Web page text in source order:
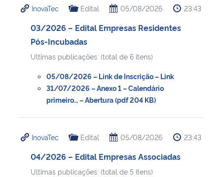
Ministério da Cidadania
Ministério de Minas e Energia
Ministério da Ciência, Tecnologia, Inovações e Comunicações
Ministério do Turismo
Ministério do Desenvolvimento Regional
InovaTec Edital 05/08/2026 23:43
03/2026 – Edital Empresas Residentes
Pós-Incubadas
Ultimas publicações: (total de 6 itens)
05/08/2026 – Link de Inscrição – Link
31/07/2026 – Anexo 1 – Calendário
primeiro… – Abertura (pdf 204 KB)
InovaTec Edital 05/08/2026 23:43
04/2026 – Edital Empresas Associadas
Ultimas publicações: (total de 5 itens)